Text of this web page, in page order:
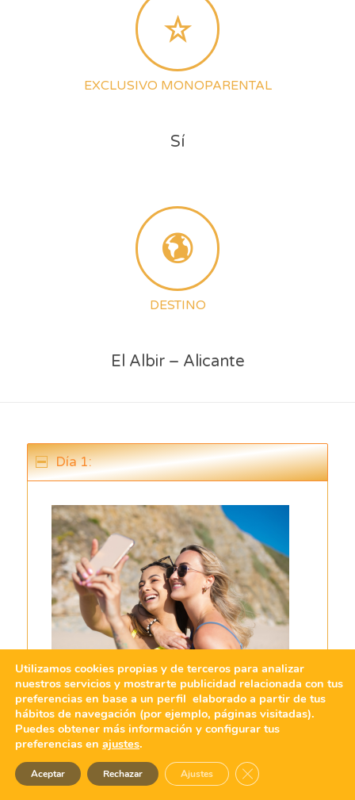
EXCLUSIVO MONOPARENTAL
Sí
DESTINO
El Albir – Alicante
Día 1:
Bienvenidos a
fantástico complejo situado en Alfaz
Utilizamos cookies propias y de terceros para analizar
nuestros servicios y mostrarte publicidad relacionada con tus
preferencias en base a un perfil elaborado a partir de tus
hábitos de navegación (por ejemplo, páginas visitadas).
Puedes obtener más información y configurar tus
preferencias en ajustes.
Aceptar Rechazar Ajustes Cerrar el banner de